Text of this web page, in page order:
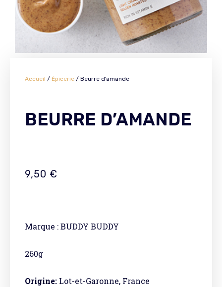
Accueil / Épicerie / Beurre d’amande
BEURRE D’AMANDE
9,50 €
Marque : BUDDY BUDDY
260g
Origine: Lot-et-Garonne, France